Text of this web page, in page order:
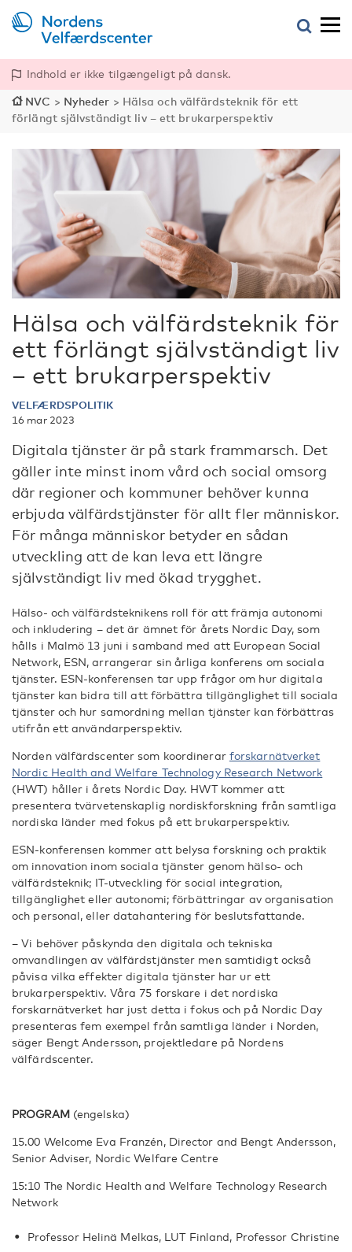
Indhold er ikke tilgængeligt på dansk.
NVC > Nyheder > Hälsa och välfärdsteknik för ett
förlängt självständigt liv – ett brukarperspektiv
Hälsa och välfärdsteknik för
ett förlängt självständigt liv
– ett brukarperspektiv
VELFÆRDSPOLITIK
16 mar 2023
Digitala tjänster är på stark frammarsch. Det
gäller inte minst inom vård och social omsorg
där regioner och kommuner behöver kunna
erbjuda välfärdstjänster för allt fler människor.
För många människor betyder en sådan
utveckling att de kan leva ett längre
självständigt liv med ökad trygghet.
Hälso- och välfärdsteknikens roll för att främja autonomi
och inkludering – det är ämnet för årets Nordic Day, som
hålls i Malmö 13 juni i samband med att European Social
Network, ESN, arrangerar sin årliga konferens om sociala
tjänster. ESN-konferensen tar upp frågor om hur digitala
tjänster kan bidra till att förbättra tillgänglighet till sociala
tjänster och hur samordning mellan tjänster kan förbättras
utifrån ett användarperspektiv.
Norden välfärdscenter som koordinerar forskarnätverket
Nordic Health and Welfare Technology Research Network
(HWT) håller i årets Nordic Day. HWT kommer att
presentera tvärvetenskaplig nordiskforskning från samtliga
nordiska länder med fokus på ett brukarperspektiv.
ESN-konferensen kommer att belysa forskning och praktik
om innovation inom sociala tjänster genom hälso- och
välfärdsteknik; IT-utveckling för social integration,
tillgänglighet eller autonomi; förbättringar av organisation
och personal, eller datahantering för beslutsfattande.
– Vi behöver påskynda den digitala och tekniska
omvandlingen av välfärdstjänster men samtidigt också
påvisa vilka effekter digitala tjänster har ur ett
brukarperspektiv. Våra 75 forskare i det nordiska
forskarnätverket har just detta i fokus och på Nordic Day
presenteras fem exempel från samtliga länder i Norden,
säger Bengt Andersson, projektledare på Nordens
välfärdscenter.
PROGRAM(engelska)
15.00 Welcome Eva Franzén, Director and Bengt Andersson,
Senior Adviser, Nordic Welfare Centre
15:10 The Nordic Health and Welfare Technology Research
Network
Professor Helinä Melkas, LUT Finland, Professor Christine